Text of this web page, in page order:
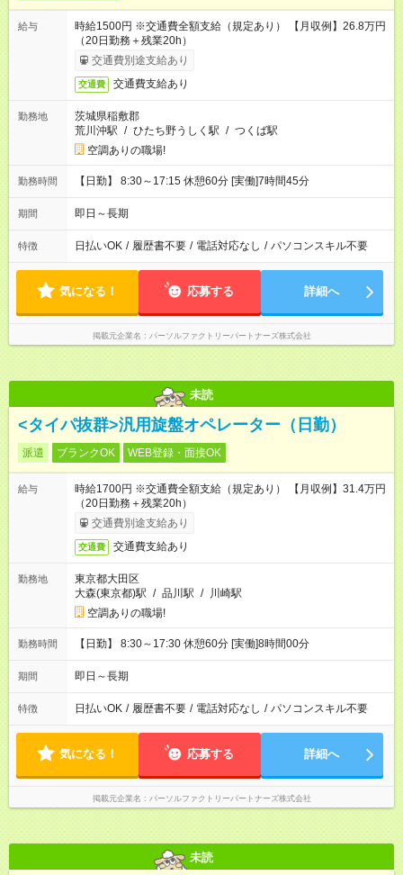
給与
時給1500円 ※交通費全額支給（規定あり） 【月収例】26.8万円
（20日勤務＋残業20h）
交通費別途支給あり
交通費 交通費支給あり
勤務地
茨城県稲敷郡
荒川沖駅 / ひたち野うしく駅 / つくば駅
空調ありの職場!
勤務時間 【日勤】 8:30～17:15 休憩60分 [実働]7時間45分
期間 即日～長期
特徴 日払いOK / 履歴書不要 / 電話対応なし / パソコンスキル不要
気になる！ 応募する 詳細へ
掲載元企業名 パーソルファクトリーパートナーズ株式会社
未読
<タイパ抜群>汎用旋盤オペレーター（日勤）
派遣 ブランクOK WEB登録・面接OK
給与
時給1700円 ※交通費全額支給（規定あり） 【月収例】31.4万円
（20日勤務＋残業20h）
交通費別途支給あり
交通費 交通費支給あり
勤務地
東京都大田区
大森(東京都)駅 / 品川駅 / 川崎駅
空調ありの職場!
勤務時間 【日勤】 8:30～17:30 休憩60分 [実働]8時間00分
期間 即日～長期
特徴 日払いOK / 履歴書不要 / 電話対応なし / パソコンスキル不要
気になる！ 応募する 詳細へ
掲載元企業名 パーソルファクトリーパートナーズ株式会社
未読